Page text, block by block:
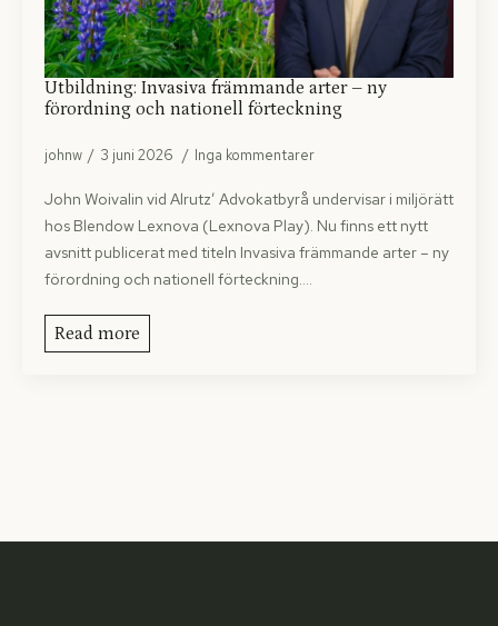
Utbildning: Invasiva främmande arter – ny
förordning och nationell förteckning
johnw 3 juni 2026 Inga kommentarer
John Woivalin vid Alrutz’ Advokatbyrå undervisar i miljörätt
hos Blendow Lexnova (Lexnova Play). Nu finns ett nytt
avsnitt publicerat med titeln Invasiva främmande arter – ny
förordning och nationell förteckning.…
Read more